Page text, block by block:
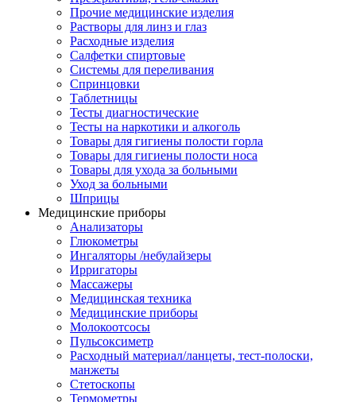
Прочие медицинские изделия
Растворы для линз и глаз
Расходные изделия
Салфетки спиртовые
Системы для переливания
Спринцовки
Таблетницы
Тесты диагностические
Тесты на наркотики и алкоголь
Товары для гигиены полости горла
Товары для гигиены полости носа
Товары для ухода за больными
Уход за больными
Шприцы
Медицинские приборы
Анализаторы
Глюкометры
Ингаляторы /небулайзеры
Ирригаторы
Массажеры
Медицинская техника
Медицинские приборы
Молокоотсосы
Пульсоксиметр
Расходный материал/ланцеты, тест-полоски,
манжеты
Стетоскопы
Термометры